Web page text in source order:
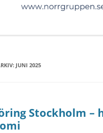
JUNI 2025
Stockholm